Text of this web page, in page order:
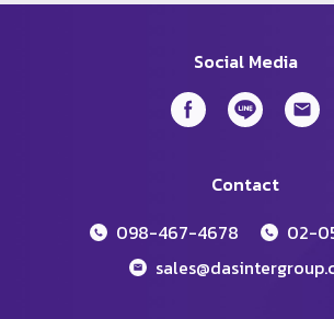
Social Media
Contact
098-467-4678
02-